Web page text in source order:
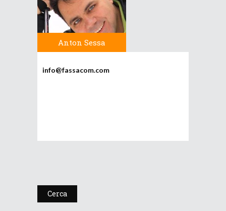
Anton Sessa
info@fassacom.com
Cerca